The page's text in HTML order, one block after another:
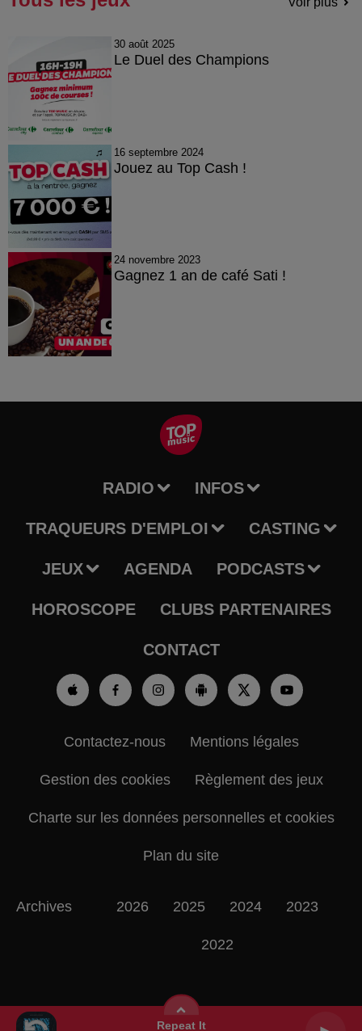
Repeat It
30 août 2025
Le Duel des Champions
16 septembre 2024
Jouez au Top Cash !
24 novembre 2023
Gagnez 1 an de café Sati !
RADIO INFOS
TRAQUEURS D'EMPLOI CASTING
JEUX AGENDA PODCASTS
HOROSCOPE CLUBS PARTENAIRES
CONTACT
Contactez-nous Mentions légales
Gestion des cookies Règlement des jeux
Charte sur les données personnelles et cookies
Plan du site
Archives 2026 2025 2024 2023
2022